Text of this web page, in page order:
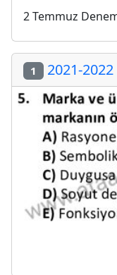
2 Temmuz
1 2021-2022